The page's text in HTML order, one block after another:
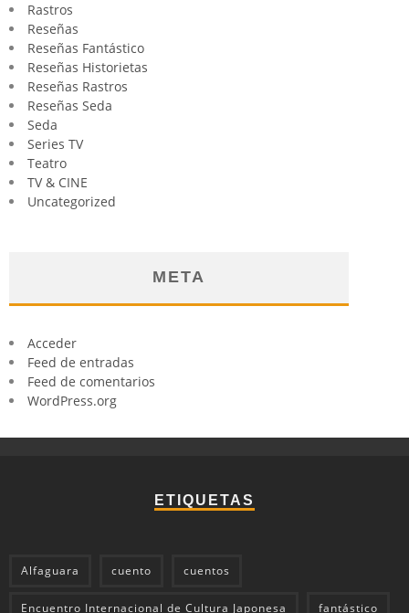
Rastros
Reseñas
Reseñas Fantástico
Reseñas Historietas
Reseñas Rastros
Reseñas Seda
Seda
Series TV
Teatro
TV & CINE
Uncategorized
META
Acceder
Feed de entradas
Feed de comentarios
WordPress.org
ETIQUETAS
Alfaguara cuento cuentos
Encuentro Internacional de Cultura Japonesa fantástico